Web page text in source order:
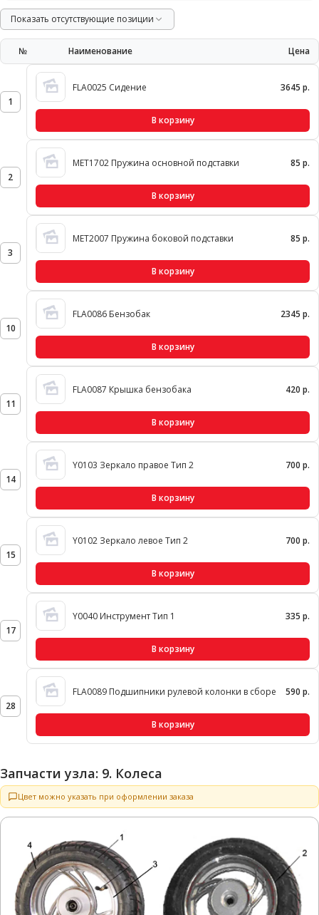
Показать отсутствующие позиции
№ Наименование Цена
1
FLA0025 Сидение 3645 р.
В корзину
2
MET1702 Пружина основной подставки 85 р.
В корзину
3
MET2007 Пружина боковой подставки 85 р.
В корзину
10
FLA0086 Бензобак 2345 р.
В корзину
11
FLA0087 Крышка бензобака 420 р.
В корзину
14
Y0103 Зеркало правое Тип 2 700 р.
В корзину
15
Y0102 Зеркало левое Тип 2 700 р.
В корзину
17
Y0040 Инструмент Тип 1 335 р.
В корзину
28
FLA0089 Подшипники рулевой колонки в сборе 590 р.
В корзину
Запчасти узла: 9. Колеса
Цвет можно указать при оформлении заказа